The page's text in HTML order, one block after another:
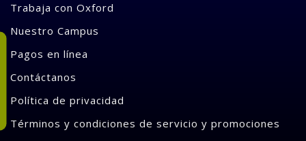
Trabaja con Oxford
Nuestro Campus
Pagos en línea
Contáctanos
Política de privacidad
Términos y condiciones de servicio y promociones